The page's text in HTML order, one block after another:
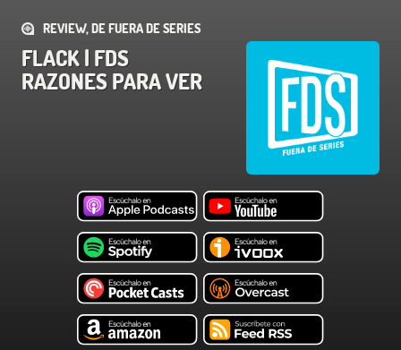
REVIEW, DE FUERA DE SERIES
FLACK | FDS
RAZONES PARA VER